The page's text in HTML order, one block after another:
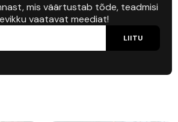
mis väärtustab tõde, teadmisi
vaatavat meediat!
LIITU